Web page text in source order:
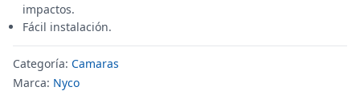
impactos.
Fácil instalación.
Categoría: Camaras
Marca: Nyco